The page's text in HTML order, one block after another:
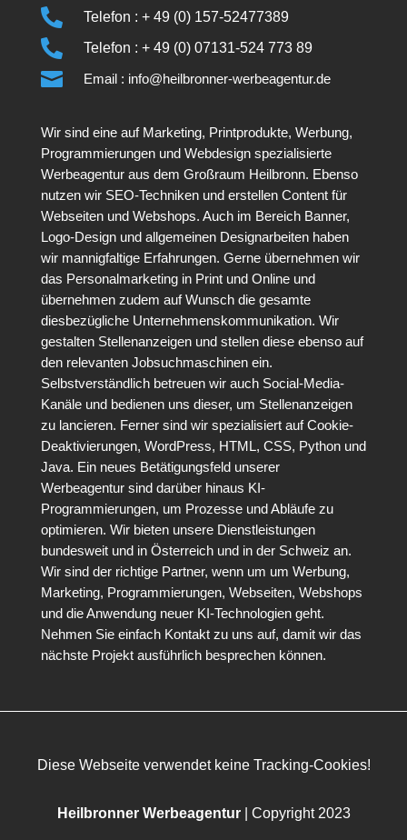
 Telefon : + 49 (0) 157-52477389
 Telefon : + 49 (0) 07131-524 773 89
 Email : info@heilbronner-werbeagentur.de
Wir sind eine auf Marketing, Printprodukte, Werbung,
Programmierungen und Webdesign spezialisierte
Werbeagentur aus dem Großraum Heilbronn. Ebenso
nutzen wir SEO-Techniken und erstellen Content für
Webseiten und Webshops. Auch im Bereich Banner,
Logo-Design und allgemeinen Designarbeiten haben
wir mannigfaltige Erfahrungen. Gerne übernehmen wir
das Personalmarketing in Print und Online und
übernehmen zudem auf Wunsch die gesamte
diesbezügliche Unternehmenskommunikation. Wir
gestalten Stellenanzeigen und stellen diese ebenso auf
den relevanten Jobsuchmaschinen ein.
Selbstverständlich betreuen wir auch Social-Media-
Kanäle und bedienen uns dieser, um Stellenanzeigen
zu lancieren. Ferner sind wir spezialisiert auf Cookie-
Deaktivierungen, WordPress, HTML, CSS, Python und
Java. Ein neues Betätigungsfeld unserer
Werbeagentur sind darüber hinaus KI-
Programmierungen, um Prozesse und Abläufe zu
optimieren. Wir bieten unsere Dienstleistungen
bundesweit und in Österreich und in der Schweiz an.
Wir sind der richtige Partner, wenn um um Werbung,
Marketing, Programmierungen, Webseiten, Webshops
und die Anwendung neuer KI-Technologien geht.
Nehmen Sie einfach Kontakt zu uns auf, damit wir das
nächste Projekt ausführlich besprechen können.
Diese Webseite verwendet keine Tracking-Cookies!
Heilbronner Werbeagentur| Copyright 2023